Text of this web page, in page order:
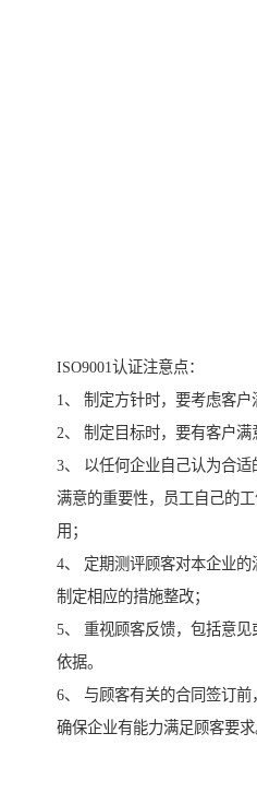
ISO9001认证注意点：
1、 制定方针时，要考虑客户
2、 制定目标时，要有客户满
3、 以任何企业自己认为合
满意的重要性，员工自己的
用；
4、 定期测评顾客对本企业
制定相应的措施整改；
5、 重视顾客反馈，包括意
依据。
6、 与顾客有关的合同签订
确保企业有能力满足顾客要求